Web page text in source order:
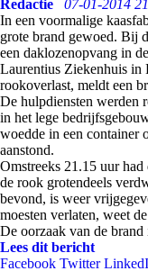
Redactie
07-01-2014
In een voormalige
grote brand gewoed. Bij
een daklozenopvang in
Laurentius Ziekenhuis in
rookoverlast, meldt een
De hulpdiensten werden
in het lege
woedde in een container
aanstond.
Omstreeks 21.15 uur
de rook grotendeels
bevond, is weer
moesten verlaten, weet
De oorzaak van de brand
Lees dit bericht
Facebook Twitter